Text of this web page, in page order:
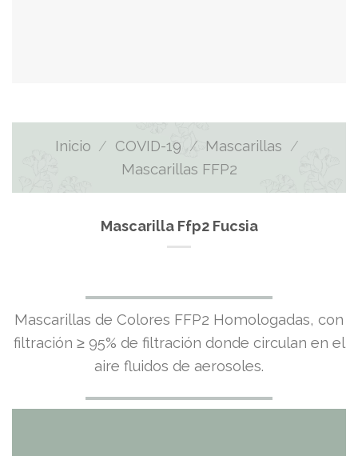
Inicio / COVID-19 / Mascarillas /
Mascarillas FFP2
Mascarilla Ffp2 Fucsia
Mascarillas de Colores FFP2 Homologadas, con
filtración ≥ 95% de filtración donde circulan en el
aire fluidos de aerosoles.